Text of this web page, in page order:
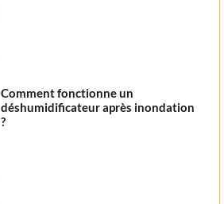
Comment fonctionne un
déshumidificateur après inondation
?